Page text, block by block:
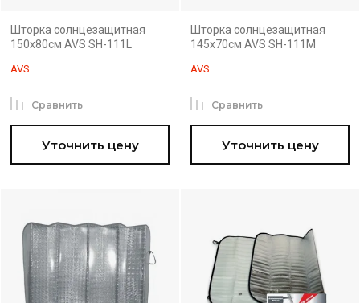
Шторка солнцезащитная
150x80см AVS SH-111L
AVS
Уточнить цену
Сравнить
Шторка солнцезащитная
145x70см AVS SH-111M
AVS
Уточнить цену
Сравнить